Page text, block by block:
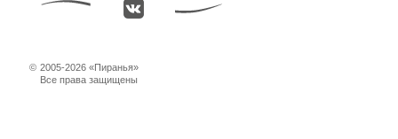
© 2005-2026 «Пиранья»
Все права защищены